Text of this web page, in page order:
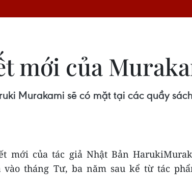
mới của
Murakami sẽ có mặt tại các quầy
mới của tác giả Nhật Bản
vào tháng Tư, ba năm sau kể từ tác